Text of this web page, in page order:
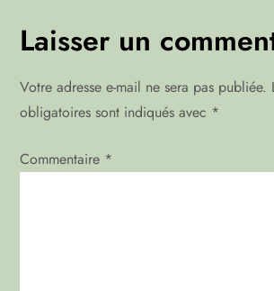
g
a
t
Laisser un
Votre adresse e-mail ne sera pas publiée.
obligatoires sont indiqués avec *
Commentaire *